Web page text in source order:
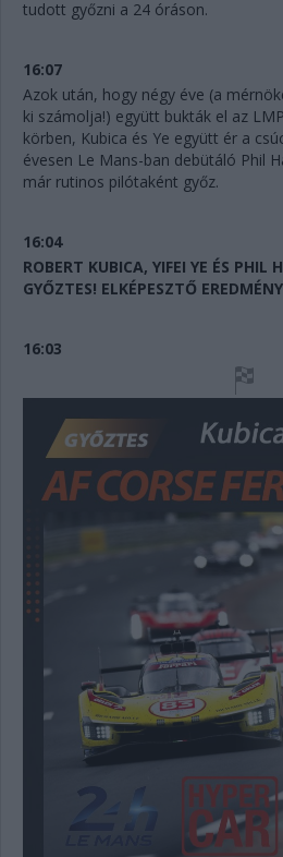
tudott győzni a 24 óráson.
16:07
Azok után, hogy négy éve (a
ki számolja!) együtt bukták el az
körben, Kubica és Ye együtt ér a
évesen Le Mans-ban debütáló Phil
már rutinos pilótaként győz.
16:04
ROBERT KUBICA, YIFEI YE ÉS PHIL
GYŐZTES! ELKÉPESZTŐ
16:03